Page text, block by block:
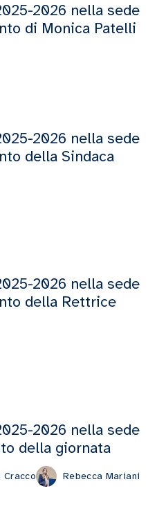
2026 nella sede
di Monica Patelli
2026 nella sede
della Sindaca
2026 nella sede
della Rettrice
2026 nella sede
della giornata
Cracco Rebecca Mariani